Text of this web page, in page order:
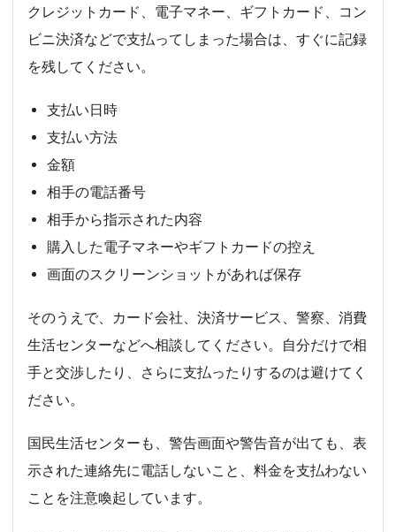
クレジットカード、電子マネー、ギフトカード、コン
ビニ決済などで支払ってしまった場合は、すぐに記録
を残してください。
支払い日時
支払い方法
金額
相手の電話番号
相手から指示された内容
購入した電子マネーやギフトカードの控え
画面のスクリーンショットがあれば保存
そのうえで、カード会社、決済サービス、警察、消費
生活センターなどへ相談してください。自分だけで相
手と交渉したり、さらに支払ったりするのは避けてく
ださい。
国民生活センターも、警告画面や警告音が出ても、表
示された連絡先に電話しないこと、料金を支払わない
ことを注意喚起しています。